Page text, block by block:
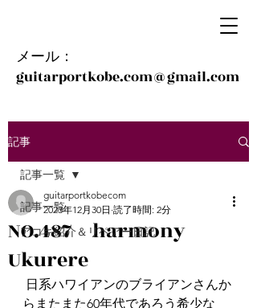
メール：
guitarportkobe.com@gmail.com
記事
記事一覧
アコギ紹介＆リペアー日記
記事一覧
NO.487 harmony
Ukurere
guitarportkobecom
2023年12月30日 読了時間: 2分
らまたまた60年代であろう希少な